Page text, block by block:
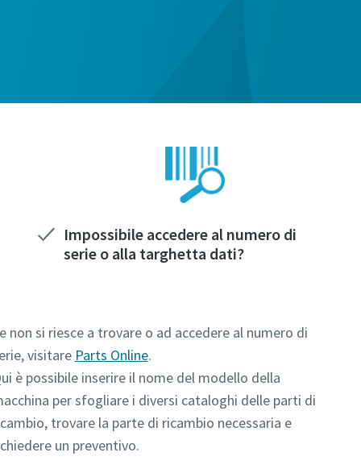
Impossibile accedere al numero di
serie o alla targhetta dati?
non si riesce a trovare o ad accedere al numero di
visitare Parts Online.
è possibile inserire il nome del modello della
per sfogliare i diversi cataloghi delle parti di
trovare la parte di ricambio necessaria e
un preventivo.